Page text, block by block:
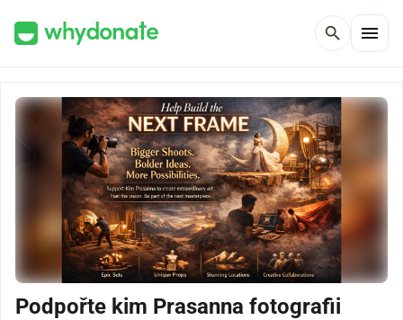
search menu
Podpořte kim Prasanna fotografii